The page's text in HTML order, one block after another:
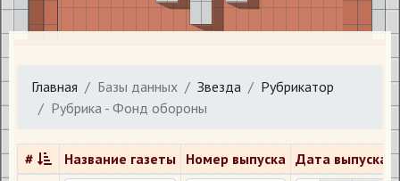
Главная Базы данных Звезда
Рубрикатор
Рубрика - Фонд обороны
# Название газеты Номер выпуска Дата выпуска